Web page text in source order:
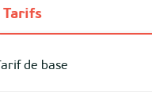
Tarifs
Tarif de base